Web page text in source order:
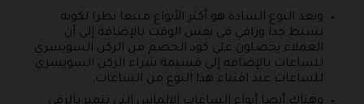
ويعد النوع السادة هو أكثر الأنواع مبيعا نظرا لكونه
بسيط جدا وراقي في نفس الوقت بالإضافة إلى أن
العملاء يحصلون على كود الخصم من الركن السويسري
للساعات بالإضافة إلى قسيمة شراء الركن السويسري
للساعات عند اقتناء هذا النوع من الساعات.